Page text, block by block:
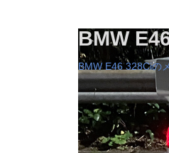
BMW
BMW E46 328Ciの